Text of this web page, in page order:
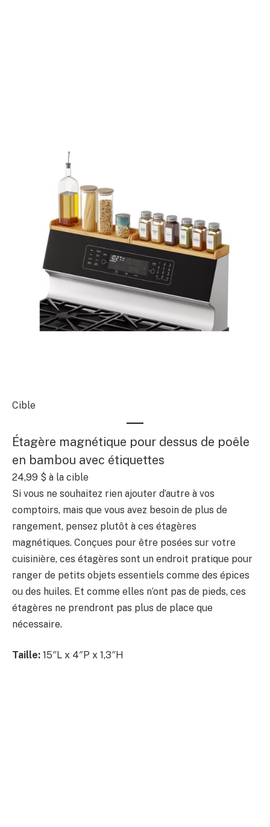
Cible
Étagère magnétique pour dessus de poêle
en bambou avec étiquettes
24,99 $ à la cible
Si vous ne souhaitez rien ajouter d’autre à vos
comptoirs, mais que vous avez besoin de plus de
rangement, pensez plutôt à ces étagères
magnétiques. Conçues pour être posées sur votre
cuisinière, ces étagères sont un endroit pratique pour
ranger de petits objets essentiels comme des épices
ou des huiles. Et comme elles n’ont pas de pieds, ces
étagères ne prendront pas plus de place que
nécessaire.
Taille: 15″L x 4″P x 1,3″H